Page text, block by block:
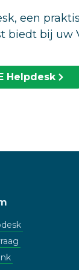
een
bij uw
Helpdesk